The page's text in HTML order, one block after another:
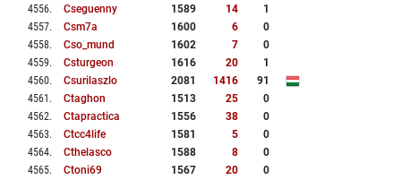
4556. Cseguenny 1589 14
1
4557. Csm7a 1600 6
0
4558. Cso_mund 1602 7
0
4559. Csturgeon 1616 20
1
4560. Csurilaszlo 2081 1416
91
4561 . Ctaghon 1513 25
0
4562. Ctapractica 1556 38
0
4563. Ctcc4life 1581 5
0
4564. Cthelasco 1588 8
0
4565. Ctoni69 1567 20
0